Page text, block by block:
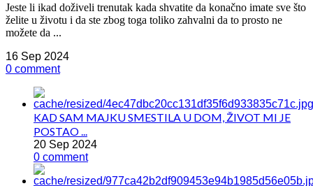
Jeste li ikad doživeli trenutak kada shvatite da konačno imate sve što
želite u životu i da ste zbog toga toliko zahvalni da to prosto ne
možete da ...
16 Sep 2024
0 comment
KAD SAM MAJKU SMESTILA U DOM, ŽIVOT MI JE
POSTAO ...
20 Sep 2024
0 comment